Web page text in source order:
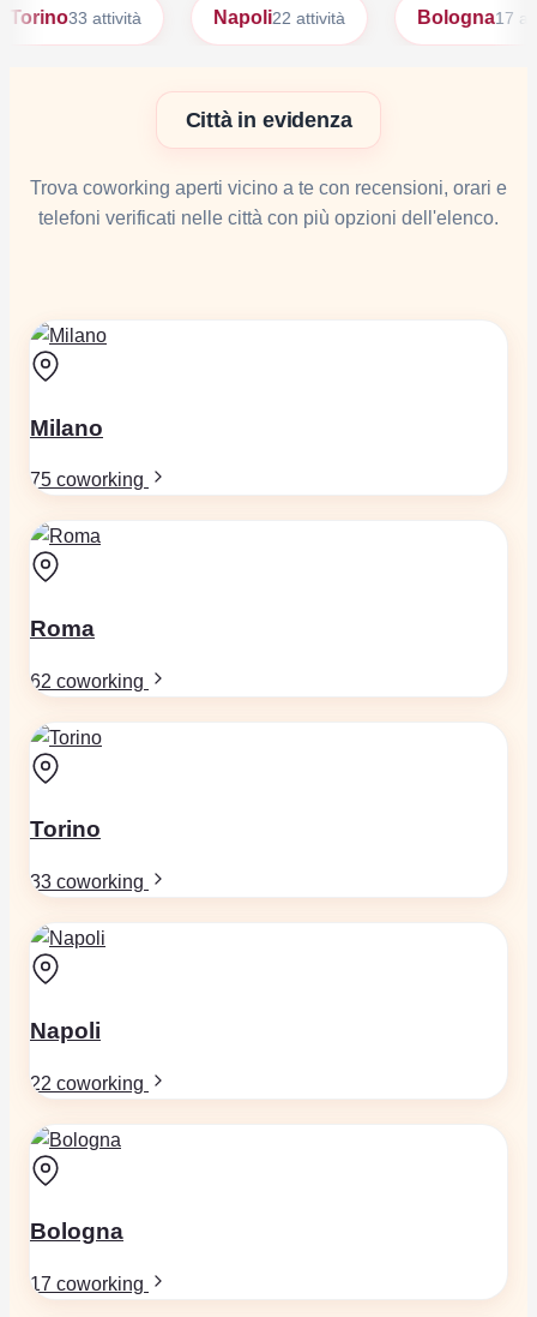
attività Napoli 22 attività Bologna17 attività
Città in evidenza
Trova coworking aperti vicino a te con recensioni, orari e
telefoni verificati nelle città con più opzioni dell'elenco.
Milano
75 coworking
Roma
62 coworking
Torino
33 coworking
Napoli
22 coworking
Bologna
17 coworking